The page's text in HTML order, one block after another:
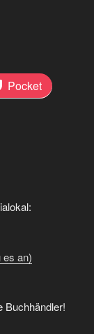
Pocket
es an)
Buchhändler!